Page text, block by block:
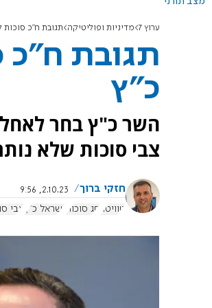
ערוץ 7 מדיניות ופוליטיקה תגובת ח"כ
תגובת ח"כ
כ"ץ
השר כ"ץ בחר
צבי סוכות שלא
חזקי ברוך
2.10.23, 9:56
טוויטר חג סוכות ישראל כ"ץ צבי